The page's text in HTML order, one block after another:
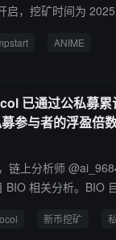
启，挖矿时间为
的是，本次活动限
进动漫文化的发展
台，旨在帮助用户
即可轻松参与。
动类型。
ANIME
已通过公私募累
参与者的浮盈倍
链上分析师
BIO 相关分析。BIO
新币挖矿